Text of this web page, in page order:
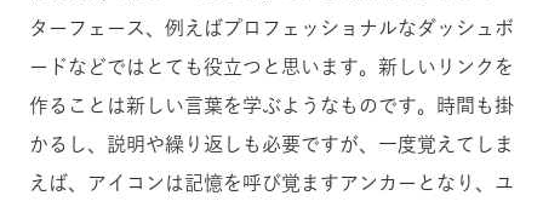
ターフェース、例えばプロフェッショナルなダッシュボ
ードなどではとても役立つと思います。新しいリンクを
作ることは新しい言葉を学ぶようなものです。時間も掛
かるし、説明や繰り返しも必要ですが、一度覚えてしま
えば、アイコンは記憶を呼び覚ますアンカーとなり、ユ